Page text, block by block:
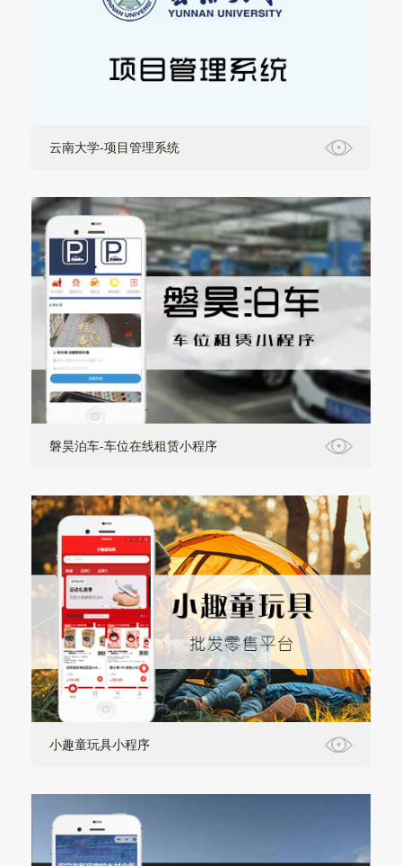
云南大学-项目管理系统
磐昊泊车-车位在线租赁小程序
小趣童玩具小程序